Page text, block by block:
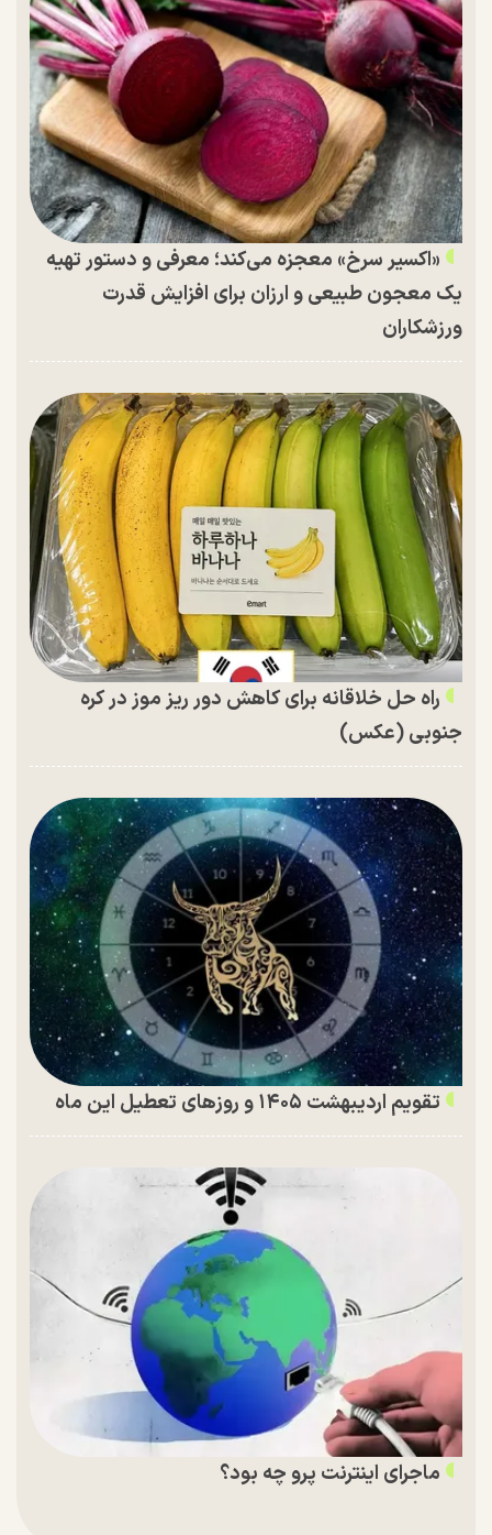
«اکسیر سرخ» معجزه می‌کند؛ معرفی و دستور تهیه
یک معجون طبیعی و ارزان برای افزایش قدرت
ورزشکاران
راه حل خلاقانه برای کاهش دور ریز موز در کره
جنوبی (عکس)
تقویم اردیبهشت ۱۴۰۵ و روز‌های تعطیل این ماه
ماجرای اینترنت پرو چه بود؟